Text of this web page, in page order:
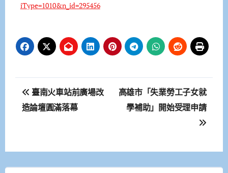
iType=1010&n_id=295456
文
章
覽
臺南火車站前廣場改
造論壇圓滿落幕
高雄市「失業勞工子女就
學補助」開始受理申請